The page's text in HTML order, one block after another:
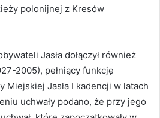
polonijnej z Kresów
Jasła dołączył również
2005), pełniący funkcję
Miejskiej Jasła I kadencji w latach
uchwały podano, że przy jego